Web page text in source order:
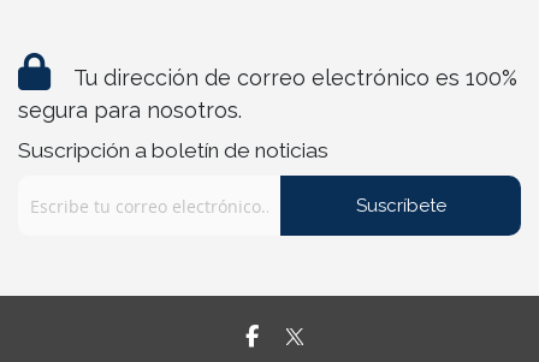
Tu dirección de correo electrónico es 100%
segura para nosotros.
Suscripción a boletín de noticias
Suscríbete